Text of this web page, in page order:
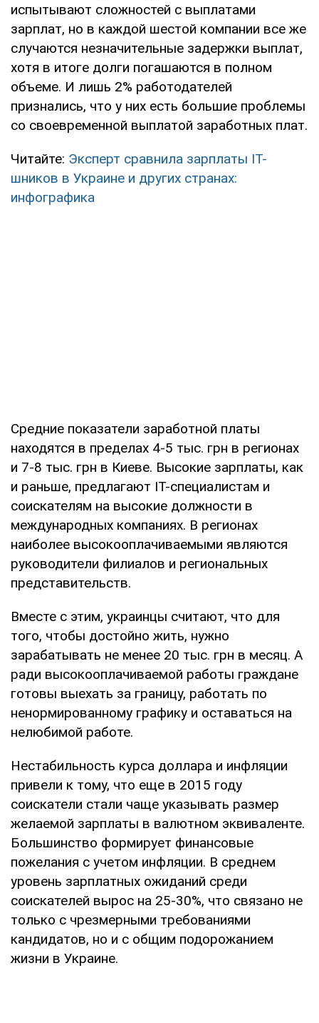
испытывают сложностей с выплатами
зарплат, но в каждой шестой компании все же
случаются незначительные задержки выплат,
хотя в итоге долги погашаются в полном
объеме. И лишь 2% работодателей
признались, что у них есть большие проблемы
со своевременной выплатой заработных плат.
Читайте: Эксперт сравнила зарплаты IT-
шников в Украине и других странах:
инфографика
Средние показатели заработной платы
находятся в пределах 4-5 тыс. грн в регионах
и 7-8 тыс. грн в Киеве. Высокие зарплаты, как
и раньше, предлагают IТ-специалистам и
соискателям на высокие должности в
международных компаниях. В регионах
наиболее высокооплачиваемыми являются
руководители филиалов и региональных
представительств.
Вместе с этим, украинцы считают, что для
того, чтобы достойно жить, нужно
зарабатывать не менее 20 тыс. грн в месяц. А
ради высокооплачиваемой работы граждане
готовы выехать за границу, работать по
ненормированному графику и оставаться на
нелюбимой работе.
Нестабильность курса доллара и инфляции
привели к тому, что еще в 2015 году
соискатели стали чаще указывать размер
желаемой зарплаты в валютном эквиваленте.
Большинство формирует финансовые
пожелания с учетом инфляции. В среднем
уровень зарплатных ожиданий среди
соискателей вырос на 25-30%, что связано не
только с чрезмерными требованиями
кандидатов, но и с общим подорожанием
жизни в Украине.